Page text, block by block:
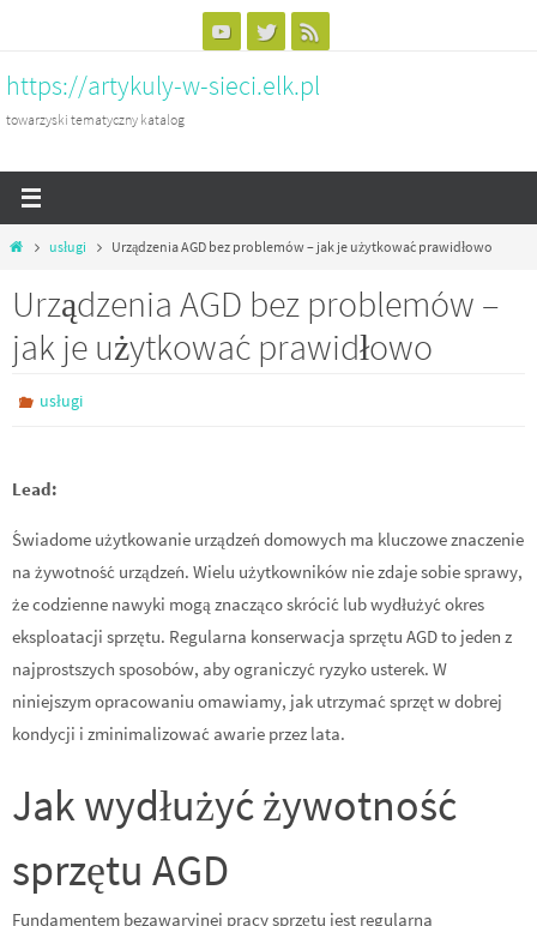
treści
https://artykuly-w-sieci.elk.pl
towarzyski tematyczny katalog
Homeusługi Urządzenia AGD bez problemów – jak je użytkować prawidłowo
Urządzenia AGD bez problemów –
jak je użytkować prawidłowo
usługi
Lead:
Świadome użytkowanie urządzeń domowych ma kluczowe znaczenie
na żywotność urządzeń. Wielu użytkowników nie zdaje sobie sprawy,
że codzienne nawyki mogą znacząco skrócić lub wydłużyć okres
eksploatacji sprzętu. Regularna konserwacja sprzętu AGD to jeden z
najprostszych sposobów, aby ograniczyć ryzyko usterek. W
niniejszym opracowaniu omawiamy, jak utrzymać sprzęt w dobrej
kondycji i zminimalizować awarie przez lata.
Jak wydłużyć żywotność
sprzętu AGD
Fundamentem bezawaryjnej pracy sprzętu jest regularna